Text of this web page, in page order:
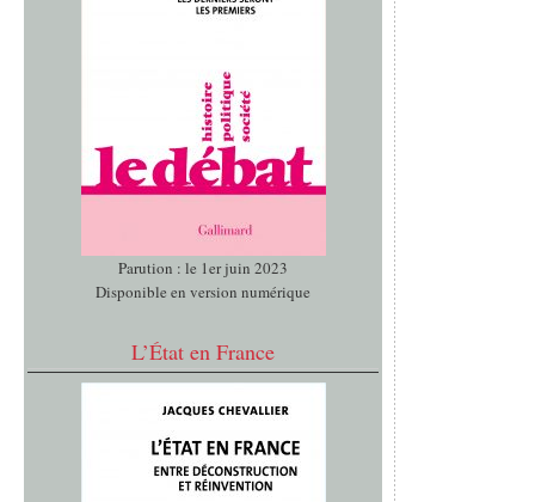
Parution : le 1er juin 2023
Disponible en version numérique
L’État en France